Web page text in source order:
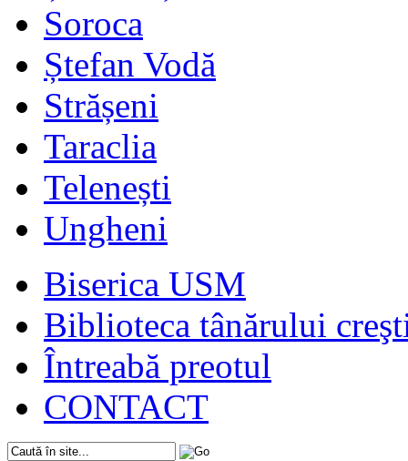
Soroca
Ștefan Vodă
Strășeni
Taraclia
Telenești
Ungheni
Biserica USM
Biblioteca tânărului
Întreabă preotul
CONTACT